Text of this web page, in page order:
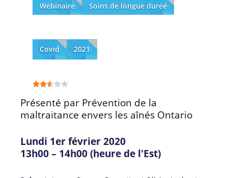
Webinaire Soins de longue durée
Covid 2021
Présenté par Prévention de la
maltraitance envers les aînés Ontario
Lundi 1er février 2020
13h00 – 14h00 (heure de l'Est)